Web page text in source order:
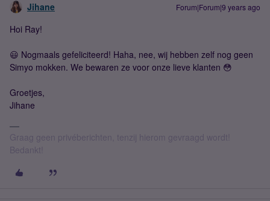
Jihane Forum|Forum|9 years ago
Hoi Ray!
😃 Nogmaals gefeliciteerd! Haha, nee, wij hebben zelf nog geen
Simyo mokken. We bewaren ze voor onze lieve klanten 😳
Groetjes,
Jihane
Graag geen privéberichten, tenzij hierom gevraagd wordt!
Bedankt!